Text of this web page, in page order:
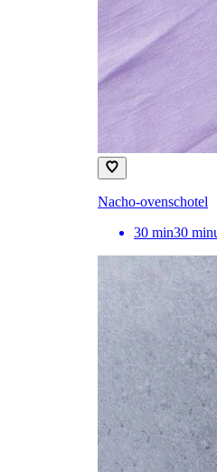
Nacho-ovenschotel
30 min30